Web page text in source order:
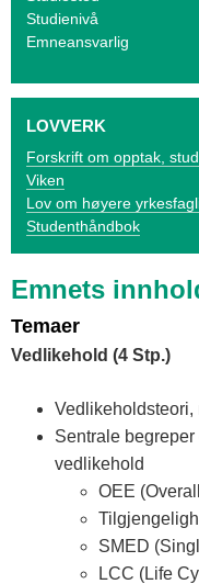
g
i
k
e
n
Studienivå
Emneansvarlig
LOVVERK
Forskrift om opptak,
Viken
Lov om høyere
Studenthåndbok
Emnets
Temaer
Vedlikehold (4 Stp.)
Vedlikeholdsteori,
Sentrale
vedlikehold
OEE
SMED
LCC (Life